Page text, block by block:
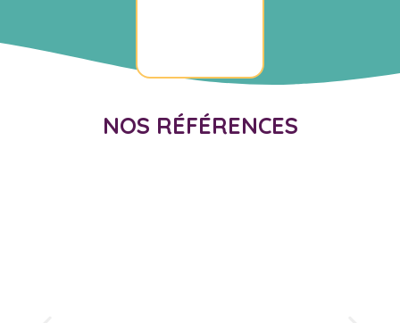
NOS RÉFÉRENCES